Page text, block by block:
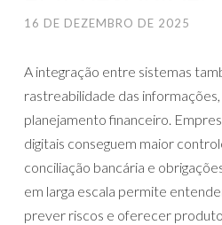
16 DE DEZEMBRO DE 2025
A integração entre sistemas
rastreabilidade das
planejamento financeiro.
digitais conseguem maior
conciliação bancária e
em larga escala permite
prever riscos e oferecer